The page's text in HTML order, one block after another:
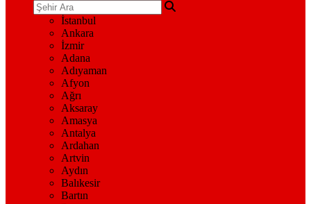
İstanbul
Ankara
İzmir
Adana
Adıyaman
Afyon
Ağrı
Aksaray
Amasya
Antalya
Ardahan
Artvin
Aydın
Balıkesir
Bartın